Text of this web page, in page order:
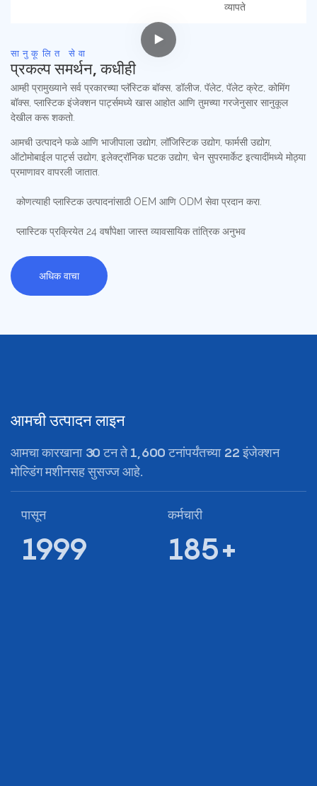
व्यापते
सानुकूलित सेवा
प्रकल्प समर्थन, कधीही
आम्ही प्रामुख्याने सर्व प्रकारच्या प्लॅस्टिक बॉक्स, डॉलीज, पॅलेट, पॅलेट क्रेट, कोमिंग
बॉक्स, प्लास्टिक इंजेक्शन पार्ट्समध्ये खास आहोत आणि तुमच्या गरजेनुसार सानुकूल
देखील करू शकतो.
आमची उत्पादने फळे आणि भाजीपाला उद्योग, लॉजिस्टिक उद्योग, फार्मसी उद्योग,
ऑटोमोबाईल पार्ट्स उद्योग, इलेक्ट्रॉनिक घटक उद्योग, चेन सुपरमार्केट इत्यादींमध्ये मोठ्या
प्रमाणावर वापरली जातात.
कोणत्याही प्लास्टिक उत्पादनांसाठी OEM आणि ODM सेवा प्रदान करा.
प्लास्टिक प्रक्रियेत 24 वर्षांपेक्षा जास्त व्यावसायिक तांत्रिक अनुभव
अधिक वाचा
आमची उत्पादन लाइन
आमचा कारखाना 30 टन ते 1,600 टनांपर्यंतच्या 22 इंजेक्शन
मोल्डिंग मशीनसह सुसज्ज आहे.
पासून
1999
कर्मचारी
185+